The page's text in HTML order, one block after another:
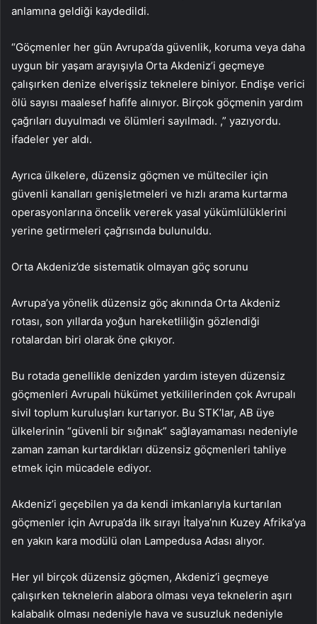
anlamına geldiği kaydedildi.
“Göçmenler her gün Avrupa’da güvenlik, koruma veya daha
uygun bir yaşam arayışıyla Orta Akdeniz’i geçmeye
çalışırken denize elverişsiz teknelere biniyor. Endişe verici
ölü sayısı maalesef hafife alınıyor. Birçok göçmenin yardım
çağrıları duyulmadı ve ölümleri sayılmadı. ,” yazıyordu.
ifadeler yer aldı.
Ayrıca ülkelere, düzensiz göçmen ve mülteciler için
güvenli kanalları genişletmeleri ve hızlı arama kurtarma
operasyonlarına öncelik vererek yasal yükümlülüklerini
yerine getirmeleri çağrısında bulunuldu.
Orta Akdeniz’de sistematik olmayan göç sorunu
Avrupa’ya yönelik düzensiz göç akınında Orta Akdeniz
rotası, son yıllarda yoğun hareketliliğin gözlendiği
rotalardan biri olarak öne çıkıyor.
Bu rotada genellikle denizden yardım isteyen düzensiz
göçmenleri Avrupalı ​​hükümet yetkililerinden çok Avrupalı ​​
sivil toplum kuruluşları kurtarıyor. Bu STK’lar, AB üye
ülkelerinin “güvenli bir sığınak” sağlayamaması nedeniyle
zaman zaman kurtardıkları düzensiz göçmenleri tahliye
etmek için mücadele ediyor.
Akdeniz’i geçebilen ya da kendi imkanlarıyla kurtarılan
göçmenler için Avrupa’da ilk sırayı İtalya’nın Kuzey Afrika’ya
en yakın kara modülü olan Lampedusa Adası alıyor.
Her yıl birçok düzensiz göçmen, Akdeniz’i geçmeye
çalışırken teknelerin alabora olması veya teknelerin aşırı
kalabalık olması nedeniyle hava ve susuzluk nedeniyle